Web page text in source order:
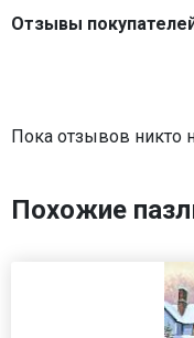
Отзывы
Пока отзывов никто
Похожие